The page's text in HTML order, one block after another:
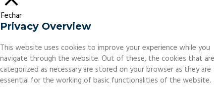
Fechar
Privacy Overview
This website uses cookies to improve your experience while you
navigate through the website. Out of these, the cookies that are
categorized as necessary are stored on your browser as they are
essential for the working of basic functionalities of the website.